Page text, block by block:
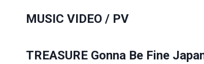
MUSIC VIDEO / PV
TREASURE Gonna Be Fine